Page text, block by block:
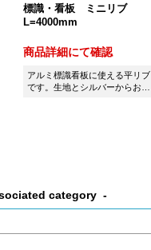
標識・看板 ミニリブ
L=4000mm
商品詳細にて確認
アルミ標識看板に使える平リブ
です。生地とシルバーからお選
category